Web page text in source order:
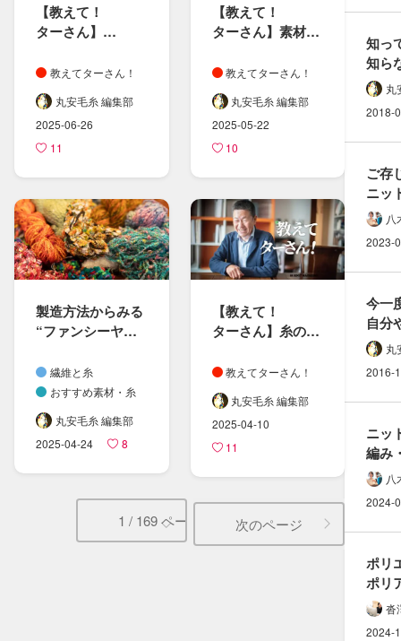
【教えて！​
ターさん​】
マイクロン、​糸の​
番手に​ついて
教えてターさん！
丸安毛糸 編集部
2025-06-26
11
【教えて！​
ターさん​】​素材の​
教えてターさん！
丸安毛糸 編集部
2025-05-22
10
製造方法から​みる​
“ファンシーヤー
繊維と糸
おすすめ素材・糸
丸安毛糸 編集部
2025-04-24
8
【教えて！​
ターさん​】糸の​
教えてターさん！
丸安毛糸 編集部
2025-04-10
11
1 / 169 ページ 次のページ
知っ
知ら
民族
どん
丸
2018-
ご存
ニッ
欠か
方​「
八
2023-
今一
自分
効果丸
2016-
ニッ
編み
片畦
説明
八
2024-
ポリ
ポリ
（ナ
違い
沓
2024-